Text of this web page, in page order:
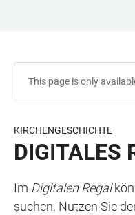
This page is only
KIRCHENGESCHICHTE
DIGITALES
Im Digitalen Regal
suchen. Nutzen Sie